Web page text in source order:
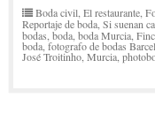
Boda civil,El restaurante,
Reportaje de boda,Si suenan
bodas,boda,boda Murcia,
boda,fotografo de bodas
José Troitinho,Murcia,